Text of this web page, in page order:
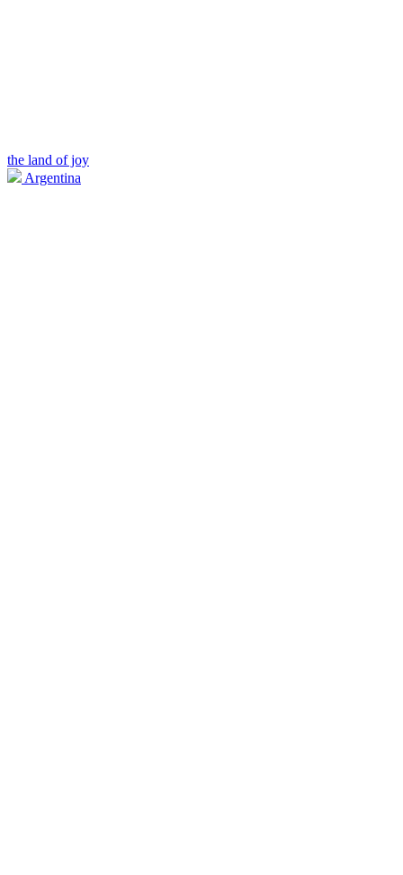
the land of joy
Argentina